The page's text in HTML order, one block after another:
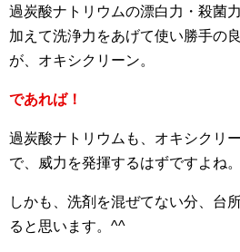
過炭酸ナトリウムの漂白力・殺菌
加えて洗浄力をあげて使い勝手の
が、オキシクリーン。
であれば！
過炭酸ナトリウムも、オキシクリ
で、威力を発揮するはずですよね。
しかも、洗剤を混ぜてない分、台
ると思います。^^